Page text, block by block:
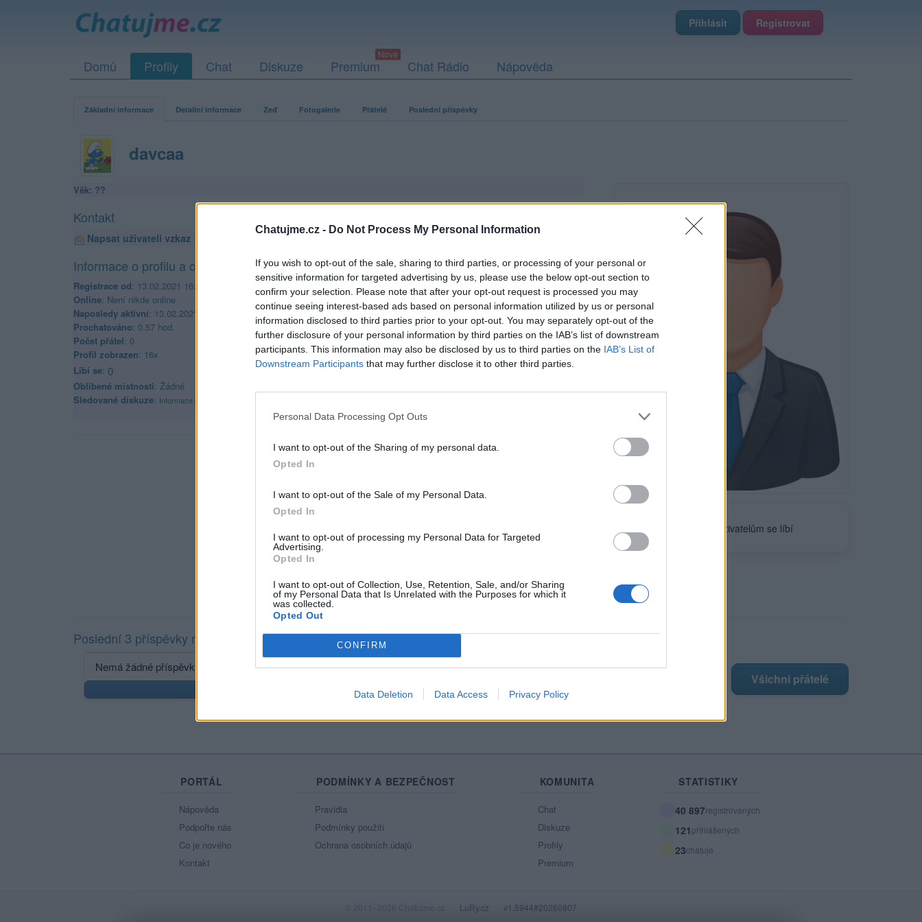
Chatujme.cz - Do Not Process My Personal Information
If you wish to opt-out of the sale, sharing to third parties, or processing of your personal or
sensitive information for targeted advertising by us, please use the below opt-out section to
confirm your selection. Please note that after your opt-out request is processed you may
continue seeing interest-based ads based on personal information utilized by us or personal
information disclosed to third parties prior to your opt-out. You may separately opt-out of the
further disclosure of your personal information by third parties on the IAB’s list of downstream
participants. This information may also be disclosed by us to third parties on the IAB’s List of
Downstream Participants that may further disclose it to other third parties.
Personal Data Processing Opt Outs
I want to opt-out of the Sharing of my personal data.
Opted In
I want to opt-out of the Sale of my Personal Data.
Opted In
I want to opt-out of processing my Personal Data for Targeted
Advertising.
Opted In
I want to opt-out of Collection, Use, Retention, Sale, and/or Sharing
of my Personal Data that Is Unrelated with the Purposes for which it
was collected.
Opted Out
CONFIRM
Data Deletion Data Access Privacy Policy
Přihlásit Registrovat
Domů Profily Chat Diskuze Premium Chat Rádio Nápověda
Základní informace Detailní informace Zeď Fotogalerie Přátelé Poslední příspěvky
davcaa
uživatelům se líbí
Věk: ??
Kontakt
Napsat uživateli vzkaz
Informace o profilu a chatu
Registrace od: 13.02.2021 16:10
Online: Není nikde online
Naposledy aktivní: 13.02.2021 18:07
Prochatováno: 0.57 hod.
Počet přátel: 0
Profil zobrazen: 16x
Líbí se: 0
Oblibené místnosti: Žádné
Sledované diskuze: Informace pro uživatele
Poslední 3 příspěvky na mé zdi
Nemá žádné příspěvky
Zobrazit celou mou zeď
Moji nejnovější přátelé
Všichni přátelé
PORTÁL
Nápověda
Podpořte nás
Co je nového
Kontakt
PODMÍNKY A BEZPEČNOST
Pravidla
Podmínky použití
Ochrana osobních údajů
KOMUNITA
Chat
Diskuze
Profily
Premium
STATISTIKY
40 897registrovaných
121 přihlášených
23chatuje
© 2011–2026 Chatujme.cz LuRy.cz v1.5944#20260807